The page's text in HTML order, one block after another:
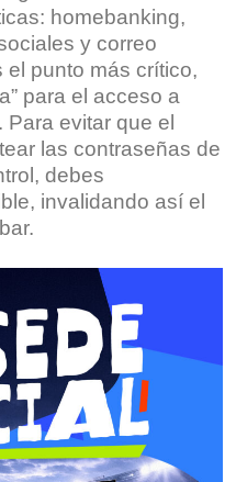
homebanking,
y correo
el punto más crítico,
para el acceso a
evitar que el
las contraseñas de
debes
invalidando así el